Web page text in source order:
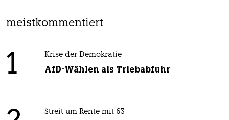
meistkommentiert
1 Krise der Demokratie
AfD-Wählen als Triebabfuhr
Streit um Rente mit 63